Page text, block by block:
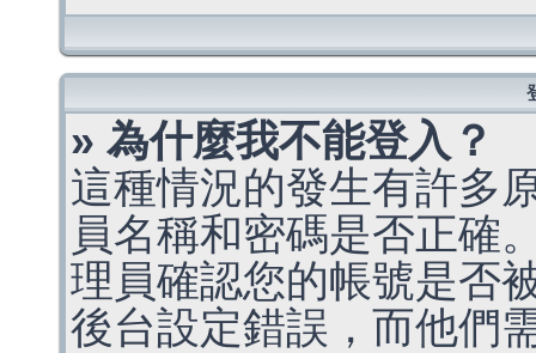
» 為什麼我不能登入？
這種情況的發生有許多
員名稱和密碼是否正確
理員確認您的帳號是否
後台設定錯誤，而他們